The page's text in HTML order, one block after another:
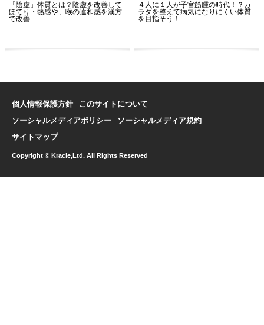
「陰虚」体質とは？陰虚を改善して
ほてり・熱感や、喉の違和感を漢方
で改善
４人に１人が子宮筋腫の時代！？カ
ラダを整えて病気になりにくい体質
を目指そう！
個人情報保護方針
このサイトについて
ソーシャルメディアポリシー
ソーシャルメディア規約
サイトマップ
Copyright © Kracie,Ltd. All Rights Reserved